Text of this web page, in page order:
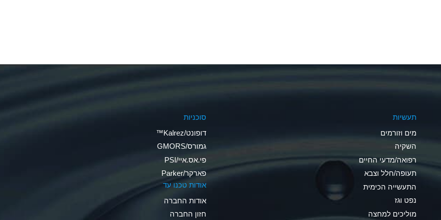
A
B
A
תעשיות
מים וזורמים
השקיה
רפואה/מדעי החיים
תעופה/חלל וצבא
התעשייה הכימית
נפט וגז
מוליכים למחצה
סוכניות
דופונט/Kalrez™
גמורס/GMORS
פי.אס.איי/PSI
פארקר/Parker
אודות טכנו עד
אודות החברה
חזון החברה